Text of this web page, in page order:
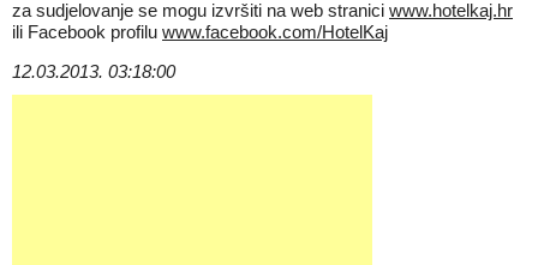
za sudjelovanje se mogu izvršiti na web stranici www.hotelkaj.hr
ili Facebook profilu www.facebook.com/HotelKaj
12.03.2013. 03:18:00